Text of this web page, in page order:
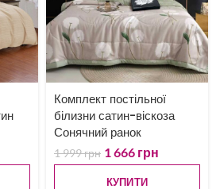
Комплект постільної
білизни сатин-віскоза
Сонячний ранок
1 999грн 1 666 грн
КУПИТИ